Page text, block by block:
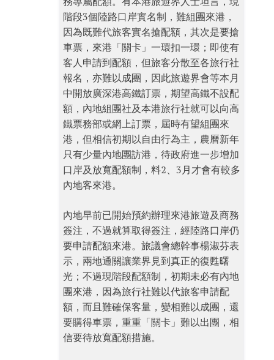
階段3個陸路口岸實名制，難組團來港，
因為既難代旅客實名搶配額，其次是要搶
車票，來港「關卡」一環扣一環；即使有
客人申請到配額，但旅客分散至各旅行社
報名，亦難以成團，因此旅遊界會等本月
中開放廣深港高鐵訂票，期望高鐵不設配
額，內地組團社及本港旅行社就可以向高
鐵票務部或網上訂票，屆時有望組團來
港，但相信初期以自由行為主，農曆新年
只有少量內地團訪港，待政府進一步增加
口岸及放寬配額制，料2、3月才會有較多
內地客來港。
內地早前已開始預約辦理來港旅遊及商務
簽注，不過就算取得簽注，經陸路口岸仍
要申請配額來港。旅議會總幹事楊淑芬表
示，兩地通關讓業界見到真正的復甦曙
光；不過現階段配額制，初期未必有內地
團來港，因為旅行社難以代旅客申請配
額，而且難確保客量，變相難以成團，還
要購得車票，重重「關卡」難以出團，相
信要待放寬配額措施。